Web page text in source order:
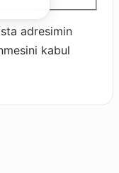
adresimin
kabul